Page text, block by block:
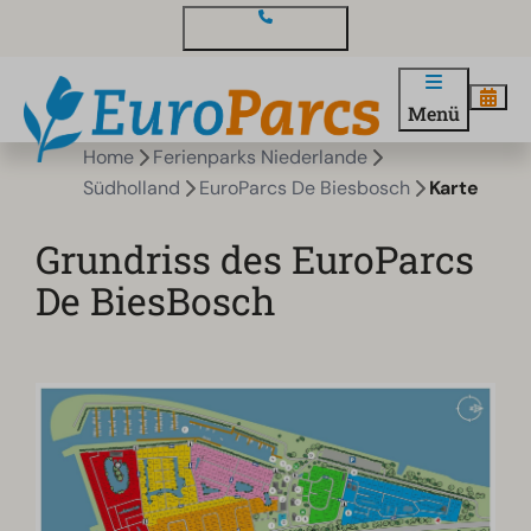
Menü
Home
Ferienparks Niederlande
Südholland
EuroParcs De Biesbosch Karte
Grundriss des EuroParcs
De BiesBosch